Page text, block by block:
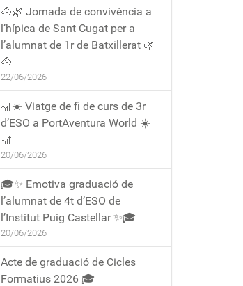
🐴🌿 Jornada de convivència a
l’hípica de Sant Cugat per a
l’alumnat de 1r de Batxillerat 🌿
🐴
22/06/2026
🎢☀️ Viatge de fi de curs de 3r
d’ESO a PortAventura World ☀️
🎢
20/06/2026
🎓✨ Emotiva graduació de
l’alumnat de 4t d’ESO de
l’Institut Puig Castellar ✨🎓
20/06/2026
Acte de graduació de Cicles
Formatius 2026 🎓